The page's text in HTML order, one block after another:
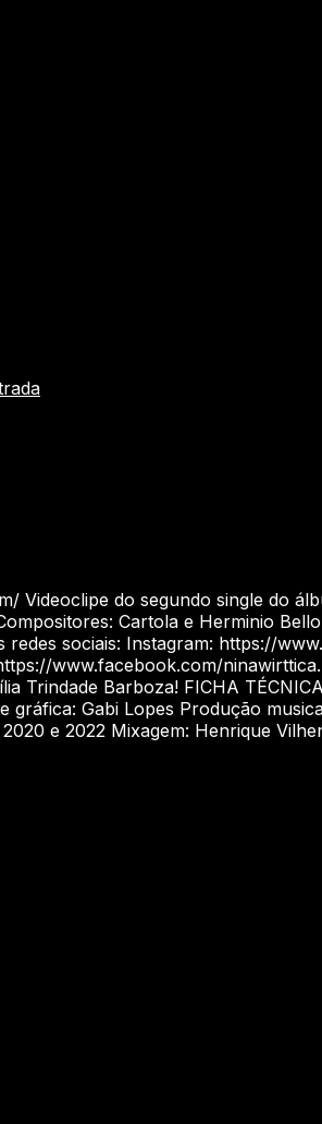
Videoclipe do segundo single do
Cartola e Herminio
sociais: Instagram: https://
www.facebook.com/
Trindade Barboza! FICHA
Gabi Lopes Produção
e 2022 Mixagem: Henrique